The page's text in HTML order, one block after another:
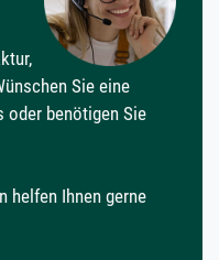
Sie eine
oder benötigen Sie
helfen Ihnen gerne